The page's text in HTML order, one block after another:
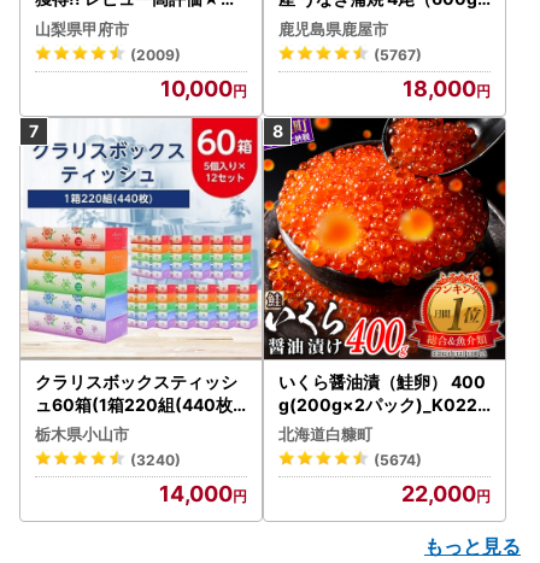
〈2026年度配送分〉山梨
県産 シャインマスカット 2
～3房（1.0kg以上）シャイ
ン フルーツ FN-Limited-S
P
山梨県甲府市
(2009)
10,000
） KN007-004-04-cp18
うなぎ 鰻 魚 惣菜 総菜
鹿児島県鹿屋市
(5767)
18,000
クラリスボックスティッシ
ュ60箱(1箱220組(440枚))
(5個入り×12セット)【配送
不可地域：離島・沖縄県】
【1256759】
栃木県小山市
(3240)
14,000
いくら醤油漬（鮭卵） 400
g(200g×2パック)_K022-
1676
北海道白糠町
(5674)
22,000
もっと見る